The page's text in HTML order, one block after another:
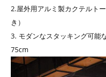
2.屋外用アルミ製カクテルト
き）
3. モダンなスタッキング可能
75cm